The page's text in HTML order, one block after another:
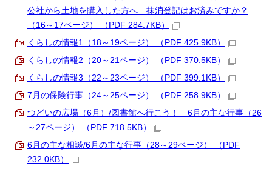
公社から土地を購入した方へ 抹消登記はお済みですか？
（16～17ページ） （PDF 284.7KB）
くらしの情報1（18～19ページ） （PDF 425.9KB）
くらしの情報2（20～21ページ） （PDF 370.5KB）
くらしの情報3（22～23ページ） （PDF 399.1KB）
7月の保険行事（24～25ページ） （PDF 258.9KB）
つどいの広場（6月）/図書館へ行こう！ 6月の主な行事（26
～27ページ） （PDF 718.5KB）
6月の主な相談/6月の主な行事（28～29ページ） （PDF
232.0KB）